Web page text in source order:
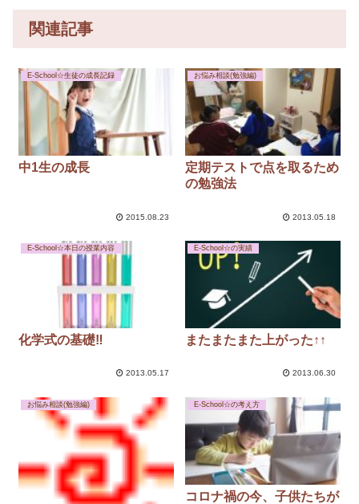
関連記事
E-School☆生徒の成長記録
中1生の成長
2015.08.23
お悩み相談(勉強編)
定期テストで点を取るため
の勉強法
2013.05.18
E-School☆本日の授業内容
化学式の基礎‼
2013.05.17
E-School☆の実績
またまたまた上がった↑↑
2013.06.30
お悩み相談(勉強編) E-School☆の考え方
コロナ禍の今、子供たちが